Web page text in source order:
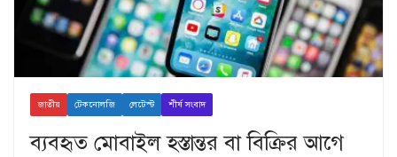
জাতীয় টেকনোলজি লেটেস্ট শীর্ষ সংবাদ
ব্যবহৃত মোবাইল হস্তান্তর বা বিক্রির আগে